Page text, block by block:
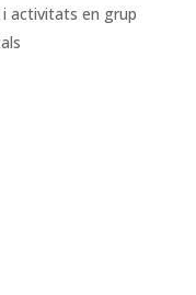
activitats en grup